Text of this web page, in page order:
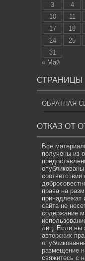
3
4
10
11
17
18
24
25
31
« Май
СТРАНИЦЫ
ОБРАТНАЯ
ОТКАЗ ОТ
Все
получены из
права на
принадлежат
сайта не
содержание
лиц. Если вы
авторских
размещение
свяжитесь с